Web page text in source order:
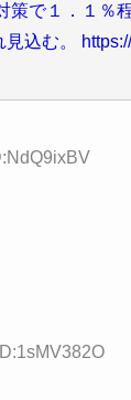
で１．１％
込む。